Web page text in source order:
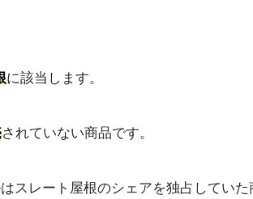
に該当します。
されていない商品です。
スレート屋根のシェアを独占していた